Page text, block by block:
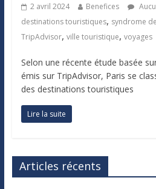
2 avril 2024 Benefices
destinations touristiques, syndrome
TripAdvisor, ville touristique, voyages
Selon une récente étude basée
émis sur TripAdvisor, Paris se
des destinations touristiques
Lire la suite
Articles récents